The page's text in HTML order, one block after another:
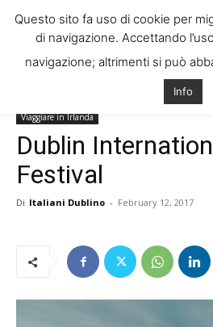
Viaggiare in Irlanda
Dublin
Festival
Di Italiani Dublino - February 12, 2017
Questo sito fa uso di cookie per
di navigazione. Accettando
navigazione; altrimenti si può
Info